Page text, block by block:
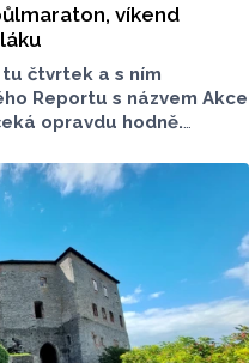
víkend
tu čtvrtek a s ním
Reportu s názvem Akce
opravdu hodně.
se můžete i Noci